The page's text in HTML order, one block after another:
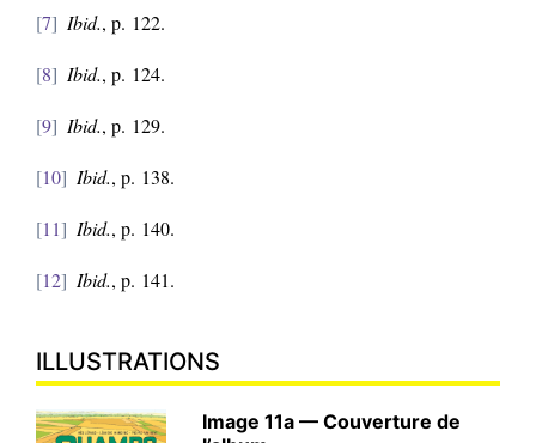
7 Ibid., p. 122.
8 Ibid., p. 124.
9 Ibid., p. 129.
10 Ibid., p. 138.
11 Ibid., p. 140.
12 Ibid., p. 141.
ILLUSTRATIONS
Image 11a — Couverture de